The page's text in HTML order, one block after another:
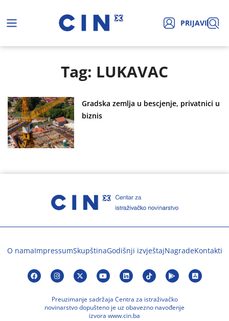
PRIJAVI
Tag: LUKAVAC
Gradska zemlja u bescjenje, privatnici u
biznis
O namaImpressumSkupštinaGodišnji izvještajNagradeKontakti
Preuzimanje sadržaja Centra za istraživačko
novinarstvo dopušteno je uz obavezno navođenje
izvora www.cin.ba